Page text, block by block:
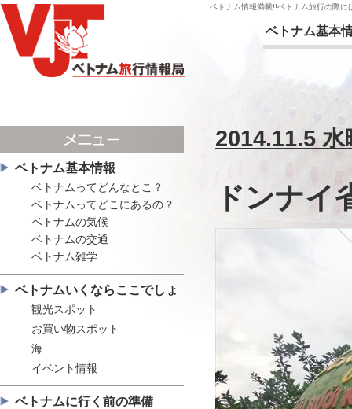
ベトナム情報満載!!ベトナム旅行の際
ベトナム基本
ベトナム基本情報
ベトナムってどんなとこ？
ベトナムってどこにあるの？
ベトナムの気候
ベトナムの交通
ベトナム雑学
ベトナムいくならここでしょ
観光スポット
お買い物スポット
海
イベント情報
ベトナムに行く前の準備
2014.11.5 水
ドンナイ